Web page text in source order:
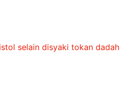
selain disyaki tokan dadah